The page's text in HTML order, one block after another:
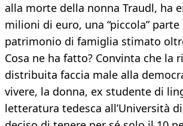
alla morte della nonna Traudl, ha
milioni di euro, una “piccola” parte
patrimonio di famiglia stimato
Cosa ne ha fatto? Convinta che la
distribuita faccia male alla
vivere, la donna, ex studente di
letteratura tedesca all’Università